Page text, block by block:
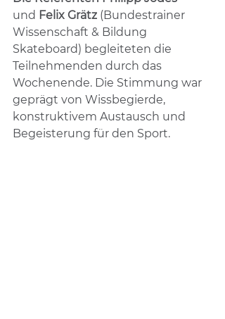
und Felix Grätz (Bundestrainer
Wissenschaft & Bildung
Skateboard) begleiteten die
Teilnehmenden durch das
Wochenende. Die Stimmung war
geprägt von Wissbegierde,
konstruktivem Austausch und
Begeisterung für den Sport.